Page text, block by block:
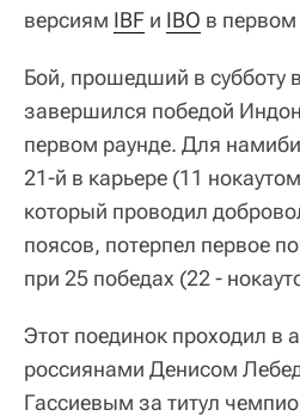
версиям IBF и IBO в первом
Бой, прошедший в субботу
завершился победой
первом раунде. Для
21-й в карьере (11
который проводил
поясов, потерпел первое
при 25 победах (22 -
Этот поединок проходил в
россиянами Денисом
Гассиевым за титул